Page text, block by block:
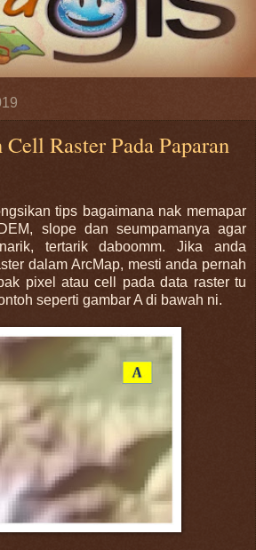
Raster Pada Paparan
tips bagaimana nak memapar
slope dan seumpamanya agar
tertarik daboomm. Jika anda
dalam ArcMap, mesti anda pernah
pixel atau cell pada data raster tu
seperti gambar A di bawah ni.